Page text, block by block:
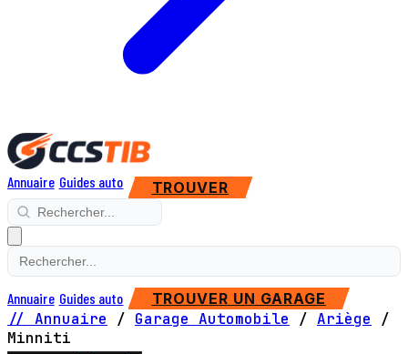
Annuaire Guides auto TROUVER
Annuaire Guides auto TROUVER UN GARAGE
// Annuaire / Garage Automobile / Ariège
/
Minniti